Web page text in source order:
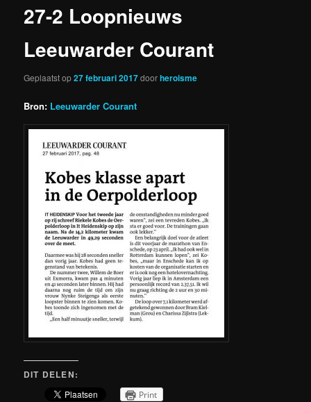
27-2 Loopnieuws
Leeuwarder Courant
Geplaatst op27 februari 2017doorheroisme
Bron: Leeuwarder Courant
DIT DELEN:
Print